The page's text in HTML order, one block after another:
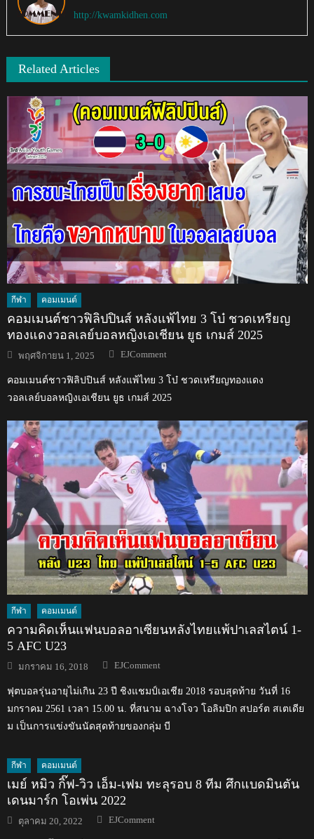
http://kwamkidhen.com
Related Articles
กีฬา คอมเมนต์
คอมเมนต์ชาวฟิลิปปินส์ หลังแพ้ไทย 3 โบ๋ ชวดเหรียญ
ทองแดงวอลเลย์บอลหญิงเอเชียน ยูธ เกมส์ 2025
Posted
on
พฤศจิกายน 1, 2025 Author
EJComment
คอมเมนต์ชาวฟิลิปปินส์ หลังแพ้ไทย 3 โบ๋ ชวดเหรียญทองแดง
วอลเลย์บอลหญิงเอเชียน ยูธ เกมส์ 2025
กีฬา คอมเมนต์
ความคิดเห็นแฟนบอลอาเซียนหลังไทยแพ้ปาเลสไตน์ 1-
5 AFC U23
Posted
on
มกราคม 16, 2018 Author
EJComment
ฟุตบอลรุ่นอายุไม่เกิน 23 ปี ชิงแชมป์เอเชีย 2018 รอบสุดท้าย วันที่ 16
มกราคม 2561 เวลา 15.00 น. ที่สนาม ฉางโจว โอลิมปิก สปอร์ต สเตเดีย
ม เป็นการแข่งขันนัดสุดท้ายของกลุ่ม บี
กีฬา คอมเมนต์
เมย์ หมิว กิ๊ฟ-วิว เอ็ม-เฟม ทะลุรอบ 8 ทีม ศึกแบดมินตัน
เดนมาร์ก โอเพ่น 2022
Posted
on
ตุลาคม 20, 2022 Author
EJComment